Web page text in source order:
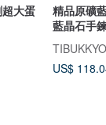
大蛋
精品原礦
藍晶石手
US$